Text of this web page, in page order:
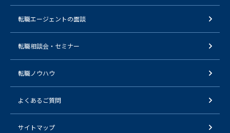
転職エージェントの面談
転職相談会・セミナー
転職ノウハウ
よくあるご質問
サイトマップ